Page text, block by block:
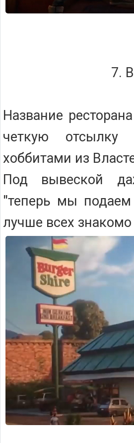
7.
Название
четкую
хоббитами из
Под вывеской
"теперь мы подаем
лучше всех